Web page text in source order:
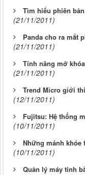
Tìm hiểu phiên
(21/11/2011)
Panda cho ra mắt
(21/11/2011)
Tính năng mở
(21/11/2011)
Trend Micro giới
(12/11/2011)
Fujitsu: Hệ thống
(10/11/2011)
Những mánh khóe
(10/11/2011)
Quản lý máy tính